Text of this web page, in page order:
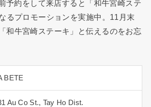
予約をして来店すると「和牛宮崎ステ
るプロモーションを実施中。11月末
和牛宮崎ステーキ」と伝えるのをお忘
BETE
Au Co St., Tay Ho Dist.